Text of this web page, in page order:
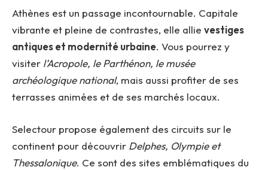
Athènes est un passage incontournable. Capitale
vibrante et pleine de contrastes, elle allie vestiges
antiques et modernité urbaine. Vous pourrez y
visiter l’Acropole, le Parthénon, le musée
archéologique national, mais aussi profiter de ses
terrasses animées et de ses marchés locaux.
Selectour propose également des circuits sur le
continent pour découvrir Delphes, Olympie et
Thessalonique. Ce sont des sites emblématiques du